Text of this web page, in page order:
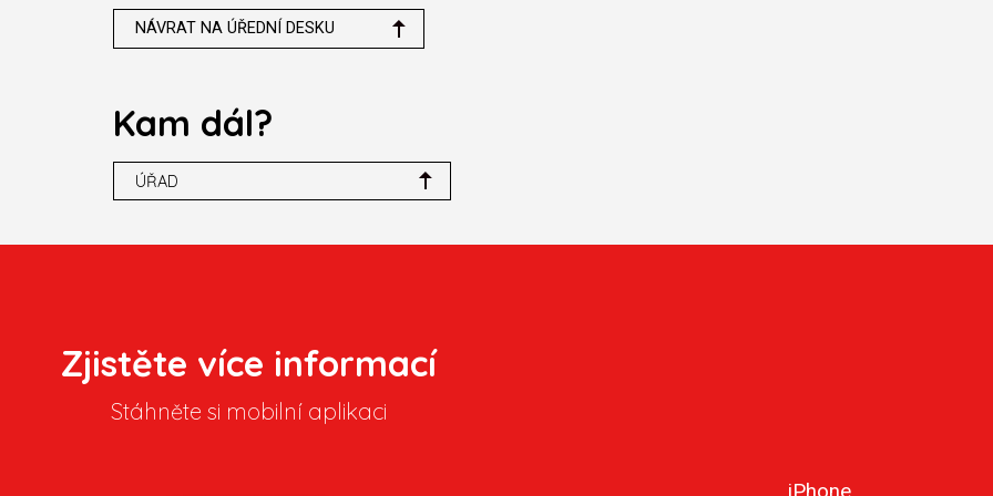
NÁVRAT NA ÚŘEDNÍ DESKU
Kam dál?
ÚŘAD
Zjistěte více informací
Stáhněte si mobilní aplikaci